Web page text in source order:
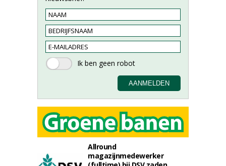
Allround
magazijnmedewerker